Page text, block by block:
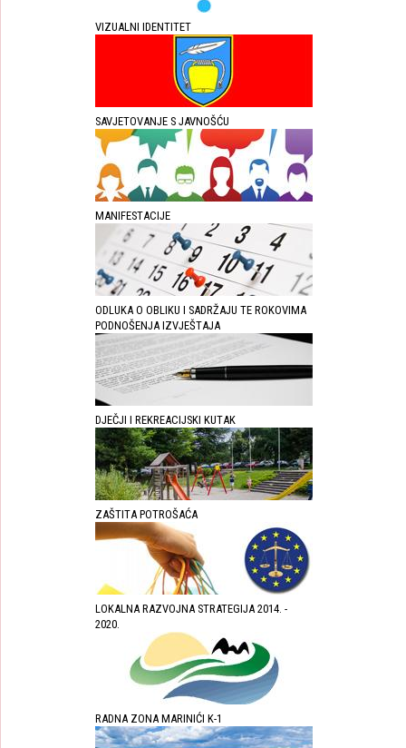
VIZUALNI IDENTITET
SAVJETOVANJE S JAVNOŠĆU
MANIFESTACIJE
ODLUKA O OBLIKU I SADRŽAJU TE ROKOVIMA
PODNOŠENJA IZVJEŠTAJA
DJEČJI I REKREACIJSKI KUTAK
ZAŠTITA POTROŠAĆA
LOKALNA RAZVOJNA STRATEGIJA 2014. -
2020.
RADNA ZONA MARINIĆI K-1